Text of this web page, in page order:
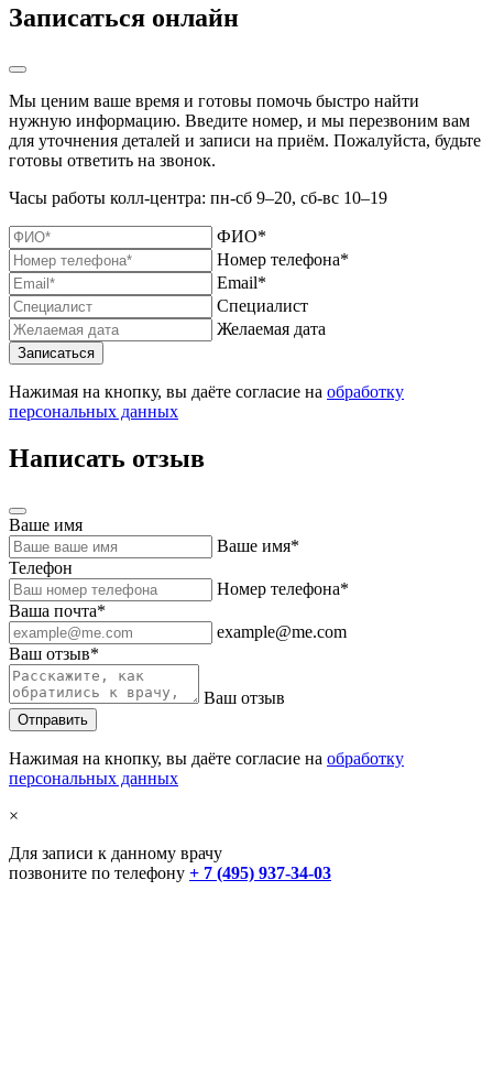
Записаться онлайн
Мы ценим ваше время и готовы помочь быстро найти
нужную информацию. Введите номер, и мы перезвоним вам
для уточнения деталей и записи на приём. Пожалуйста, будьте
готовы ответить на звонок.
Часы работы колл-центра: пн-сб 9–20, сб-вс 10–19
ФИО*
Номер телефона*
Email*
Специалист
Желаемая дата
Нажимая на кнопку, вы даёте согласие на обработку
персональных данных
Написать отзыв
Ваше имя
Ваше имя*
Телефон
Номер телефона*
Ваша почта*
example@me.com
Ваш отзыв*
Ваш отзыв
Нажимая на кнопку, вы даёте согласие на обработку
персональных данных
×
Для записи к данному врачу
позвоните по телефону + 7 (495) 937-34-03